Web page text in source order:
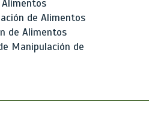
de Alimentos
de Alimentos
Manipulación de